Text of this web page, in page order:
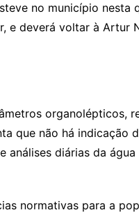
no município nesta
e deverá voltar à Artur
organolépticos,
que não há indicação
análises diárias da
normativas para a